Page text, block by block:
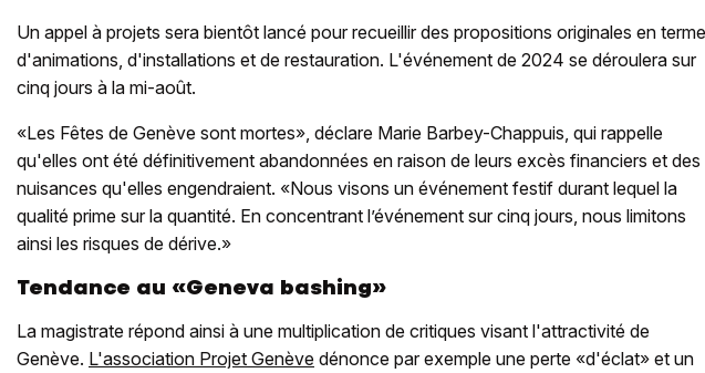
Un appel à projets sera bientôt lancé pour recueillir des propositions originales en
d'animations, d'installations et de restauration. L'événement de 2024 se déroulera sur
cinq jours à la mi-août.
«Les Fêtes de Genève sont mortes», déclare Marie Barbey-Chappuis, qui rappelle
qu'elles ont été définitivement abandonnées en raison de leurs excès financiers et des
nuisances qu'elles engendraient. «Nous visons un événement festif durant lequel la
qualité prime sur la quantité. En concentrant l’événement sur cinq jours, nous limitons
ainsi les risques de dérive.»
Tendance au «Geneva bashing»
La magistrate répond ainsi à une multiplication de critiques visant l'attractivité de
Genève. L'association Projet Genève dénonce par exemple une perte «d'éclat» et un